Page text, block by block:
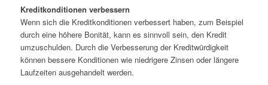
Kreditkonditionen verbessern
Wenn sich die Kreditkonditionen verbessert haben, zum Beispiel
durch eine höhere Bonität, kann es sinnvoll sein, den Kredit
umzuschulden. Durch die Verbesserung der Kreditwürdigkeit
können bessere Konditionen wie niedrigere Zinsen oder längere
Laufzeiten ausgehandelt werden.